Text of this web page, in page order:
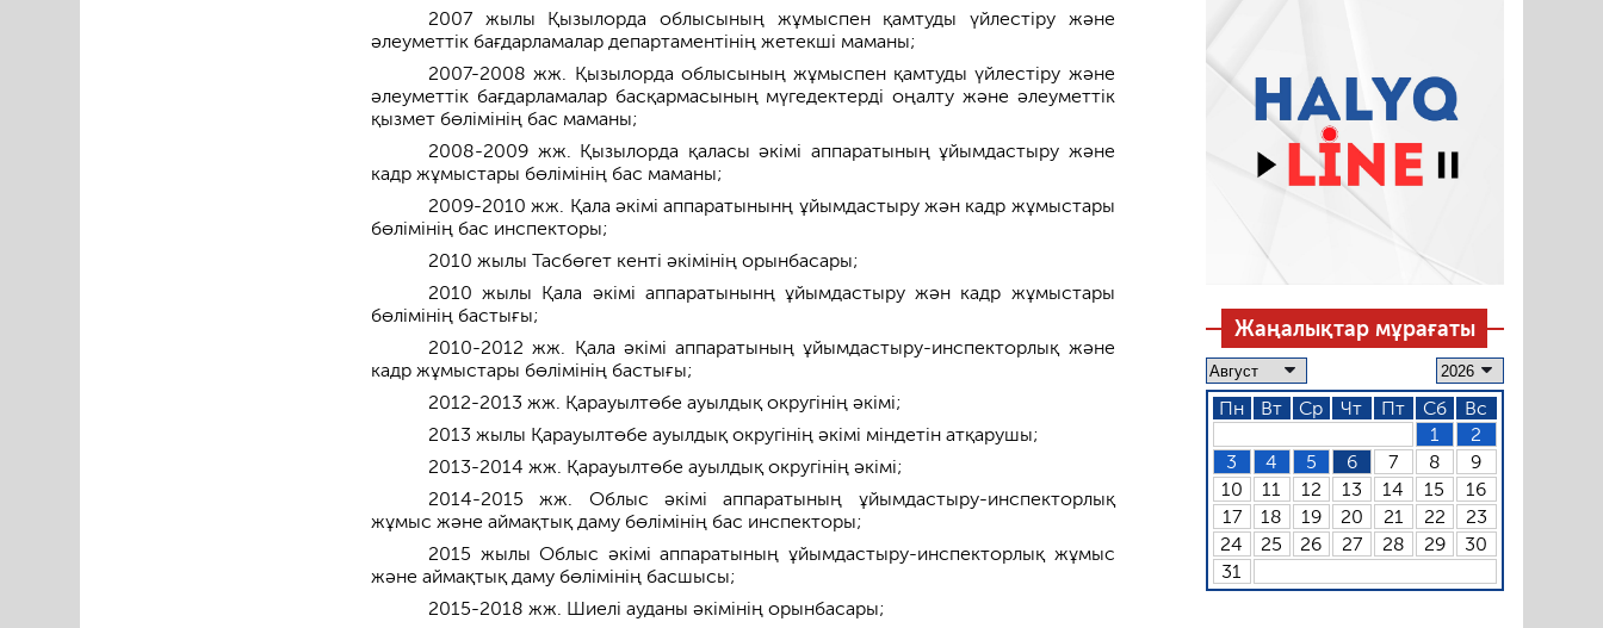
2007 жылы Қызылорда облысының жұмыспен қамтуды үйлестіру және
әлеуметтік бағдарламалар департаментінің жетекші маманы;
2007-2008 жж. Қызылорда облысының жұмыспен қамтуды үйлестіру және
әлеуметтік бағдарламалар басқармасының мүгедектерді оңалту және әлеуметтік
қызмет бөлімінің бас маманы;
2008-2009 жж. Қызылорда қаласы әкімі аппаратының ұйымдастыру және
кадр жұмыстары бөлімінің бас маманы;
2009-2010 жж. Қала әкімі аппаратынынң ұйымдастыру жән кадр жұмыстары
бөлімінің бас инспекторы;
2010 жылы Тасбөгет кенті әкімінің орынбасары;
2010 жылы Қала әкімі аппаратынынң ұйымдастыру жән кадр жұмыстары
бөлімінің бастығы;
2010-2012 жж. Қала әкімі аппаратының ұйымдастыру-инспекторлық және
кадр жұмыстары бөлімінің бастығы;
2012-2013 жж. Қарауылтөбе ауылдық округінің әкімі;
2013 жылы Қарауылтөбе ауылдық округінің әкімі міндетін атқарушы;
2013-2014 жж. Қарауылтөбе ауылдық округінің әкімі;
2014-2015 жж. Облыс әкімі аппаратының ұйымдастыру-инспекторлық
жұмыс және аймақтық даму бөлімінің бас инспекторы;
2015 жылы Облыс әкімі аппаратының ұйымдастыру-инспекторлық жұмыс
және аймақтық даму бөлімінің басшысы;
2015-2018 жж. Шиелі ауданы әкімінің орынбасары;
Жаңалықтар мұрағаты
Пн Вт Ср Чт Пт Сб
Вс
1
2
3
4 5 6 7 8
9
10
11 12 13 14 15
16
17
18 19 20 21 22
23
24
25 26 27 28 29
30
31